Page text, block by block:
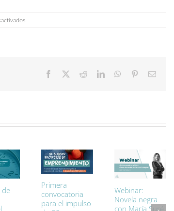
4
Salón
Facebook RedditLinkedInWhatsApp
PinterestCorreo
de
Primera
convocatoria
para el impulso
Webinar:
Novela negra
con María Suré